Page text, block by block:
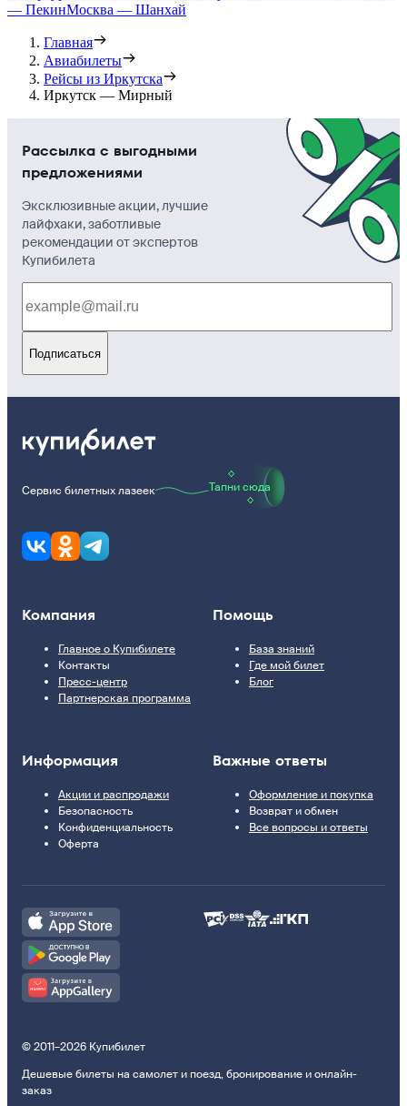
— ПекинМосква — Шанхай
Главная
Авиабилеты
Рейсы из Иркутска
Иркутск — Мирный
Рассылка с выгодными
предложениями
Эксклюзивные акции, лучшие
лайфхаки, заботливые
рекомендации от экспертов
Купибилета
Подписаться
Сервис билетных лазеек Тапни сюда
Компания
Главное о Купибилете
Контакты
Пресс-центр
Партнерская программа
Помощь
База знаний
Где мой билет
Блог
Информация
Акции и распродажи
Безопасность
Конфиденциальность
Оферта
Важные ответы
Оформление и покупка
Возврат и обмен
Все вопросы и ответы
© 2011–2026 Купибилет
Дешевые билеты на самолет и поезд, бронирование и онлайн-
заказ